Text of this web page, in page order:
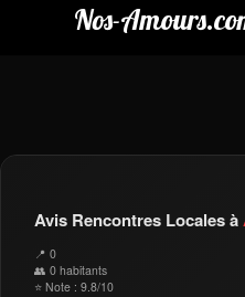
Nos-
Avis Rencontres Locales à
📍 0
👥 0 habitants
⭐ Note : 9.8/10